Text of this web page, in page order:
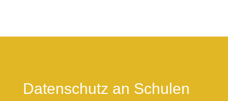
Datenschutz an Schulen